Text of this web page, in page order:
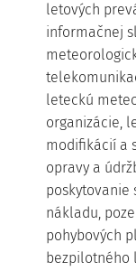
letových
informačnej
leteckú
organizácie,
modifikácií a
opravy a
poskytovanie
nákladu,
pohybových
bezpilotného